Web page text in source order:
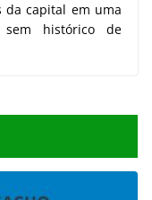
da capital em uma
histórico de